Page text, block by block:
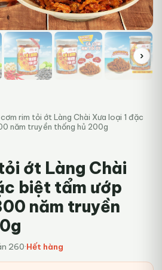
›
rim tỏi ớt Làng Chài Xưa loại 1 đặc
năm truyền thống hủ 200g
ớt Làng Chài
biệt tẩm ướp
năm truyền
260·Hết hàng